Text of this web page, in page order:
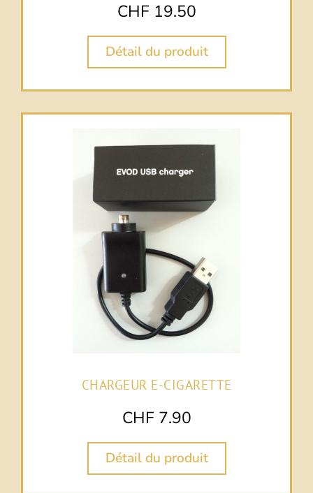
CHF 19.50
Détail du produit
CHARGEUR E-CIGARETTE
CHF 7.90
Détail du produit